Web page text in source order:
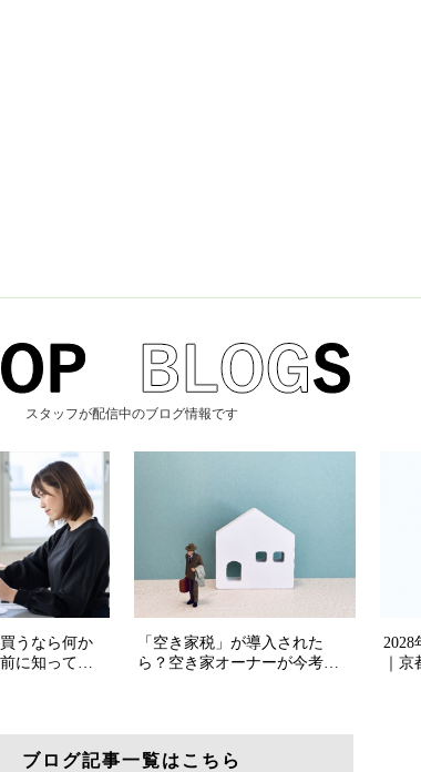
スタッフが配信中のブログ情報です
ブログ記事一覧はこちら